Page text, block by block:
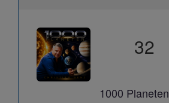
32
1000 Planeten